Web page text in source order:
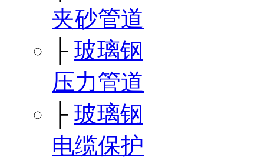
夹砂管道
├ 玻璃钢
压力管道
├ 玻璃钢
电缆保护